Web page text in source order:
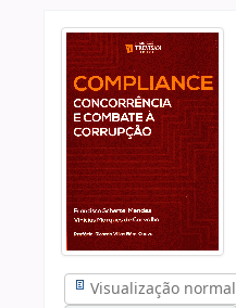
Visualização normal